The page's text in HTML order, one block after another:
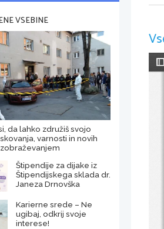
VSEBINE
da lahko združiš svojo
varnosti in novih
Štipendije za dijake iz
Štipendijskega sklada dr.
Janeza Drnovška
Karierne srede – Ne
ugibaj, odkrij svoje
interese!